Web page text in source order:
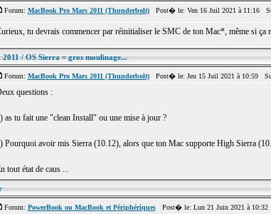
Forum: MacBook Pro Mars 2011 (Thunderbolt)Post� le: Ven 16 Juil 2021 à 11:16
tu devrais commencer par réinitialiser le SMC de ton Mac*, même si
/ OS Sierra = gros moulinage...
Forum: MacBook Pro Mars 2011 (Thunderbolt)Post� le: Jeu 15 Juil 2021 à 10:59
questions :
as tu fait une "clean Install" ou une mise à jour ?
Pourquoi avoir mis Sierra (10.12), alors que ton Mac supporte High Sierra
tout état de caus ...
Forum: PowerBook ou MacBook et PériphériquesPost� le: Lun 21 Juin 2021 à